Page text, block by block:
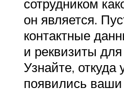
сотрудником
он является.
контактные
и реквизиты
Узнайте, откуда
появились